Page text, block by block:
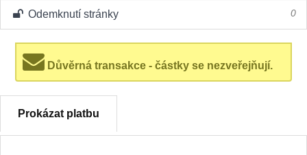
Odemknutí stránky 0
Důvěrná transakce - částky se nezveřejňují.
Prokázat platbu